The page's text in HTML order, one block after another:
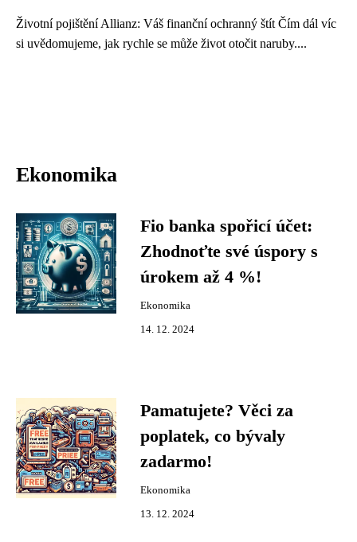
Životní pojištění Allianz: Váš finanční ochranný štít Čím dál víc
si uvědomujeme, jak rychle se může život otočit naruby....
Ekonomika
Fio banka spořicí účet:
Zhodnoťte své úspory s
úrokem až 4 %!
Ekonomika
14. 12. 2024
Pamatujete? Věci za
poplatek, co bývaly
zadarmo!
Ekonomika
13. 12. 2024